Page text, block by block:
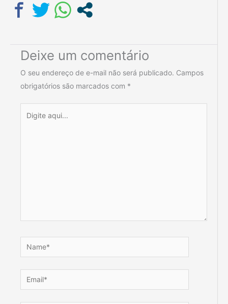
Deixe um comentário
O seu endereço de e-mail não será publicado. Campos
obrigatórios são marcados com *
aqui...
Name*
Email*